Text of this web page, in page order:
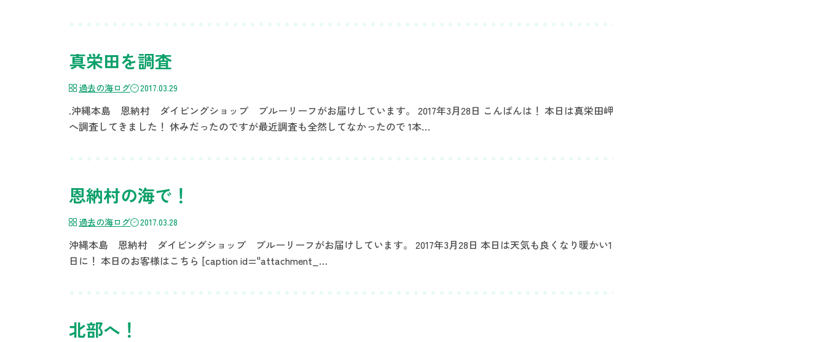
真栄田を調査
過去の海ログ 2017.03.29
.沖縄本島 恩納村 ダイビングショップ ブルーリーフがお届けしています。 2017年3月28日 こんばんは！ 本日は真栄田岬
へ調査してきました！ 休みだったのですが最近調査も全然してなかったので 1本…
恩納村の海で！
過去の海ログ 2017.03.28
沖縄本島 恩納村 ダイビングショップ ブルーリーフがお届けしています。 2017年3月28日 本日は天気も良くなり暖かい1
日に！ 本日のお客様はこちら [caption id="attachment_…
北部へ！